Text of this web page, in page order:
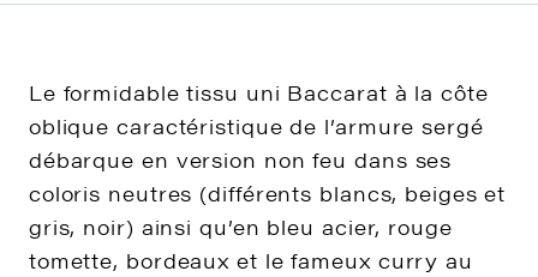
Le formidable tissu uni Baccarat à la côte
oblique caractéristique de l’armure sergé
débarque en version non feu dans ses
coloris neutres (différents blancs, beiges et
gris, noir) ainsi qu’en bleu acier, rouge
tomette, bordeaux et le fameux curry au